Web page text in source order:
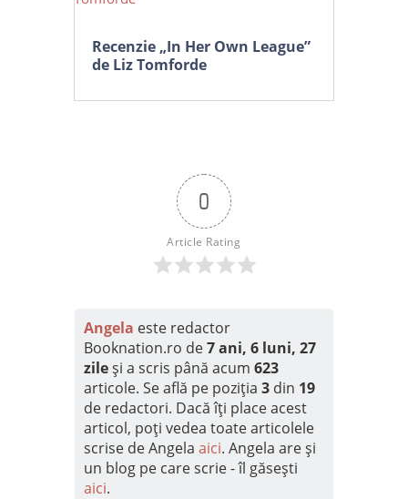
Recenzie „In Her Own League”
de Liz Tomforde
0
Article Rating
Angela este redactor
Booknation.ro de7 ani, 6 luni, 27
zileși a scris până acum 623
articole. Se află pe poziția 3din 19
de redactori. Dacă îți place acest
articol, poți vedea toate articolele
scrise de Angela aici. Angela are și
un blog pe care scrie - îl găsești
aici.